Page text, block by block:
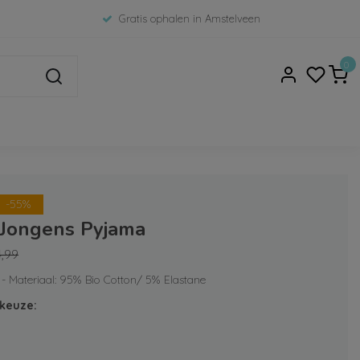
Gratis ophalen in Amstelveen
0
-55%
Pyjama
Materiaal: 95% Bio Cotton/ 5% Elastane